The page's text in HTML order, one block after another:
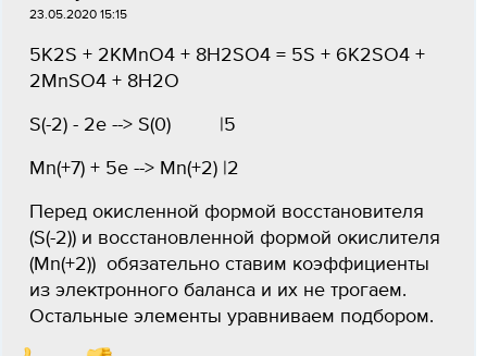
23.05.2020 15:15
5К2S + 2KMnO4 + 8H2SO4 = 5S + 6K2SO4 +
2MnSO4 + 8H2O
S(-2) - 2e --> S(0) |5
Mn(+7) + 5e --> Mn(+2) |2
Перед окисленной формой восстановителя
(S(-2)) и восстановленной формой окислителя
(Mn(+2)) обязательно ставим коэффициенты
из электронного баланса и их не трогаем.
Остальные элементы уравниваем подбором.